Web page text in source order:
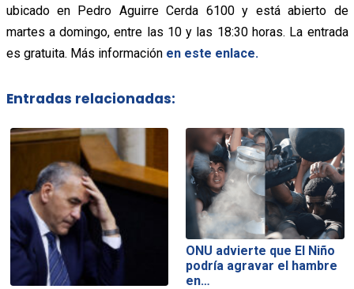
ubicado en Pedro Aguirre Cerda 6100 y está abierto de
martes a domingo, entre las 10 y las 18:30 horas. La entrada
es gratuita. Más información en este enlace.
Entradas relacionadas:
ONU advierte que El Niño
podría agravar el hambre
en…